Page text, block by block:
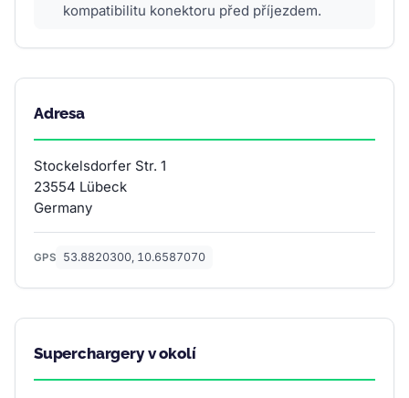
kompatibilitu konektoru před příjezdem.
Adresa
Stockelsdorfer Str. 1
23554 Lübeck
Germany
GPS 53.8820300, 10.6587070
Superchargery v okolí